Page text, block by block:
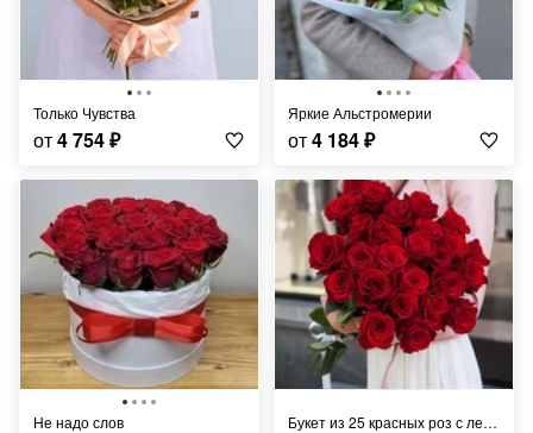
Только Чувства
от4 754₽
Яркие Альстромерии
от4 184₽
Не надо слов Букет из 25 красных роз с лентой